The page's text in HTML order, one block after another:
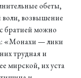
обеты,
воли, возвышение
братией можно
«Монахи — лики
трудная и
мирской, их уста